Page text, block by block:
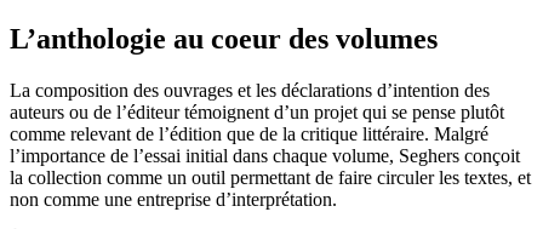
L’anthologie au coeur des volumes
La composition des ouvrages et les déclarations d’intention des
auteurs ou de l’éditeur témoignent d’un projet qui se pense plutôt
comme relevant de l’édition que de la critique littéraire. Malgré
l’importance de l’essai initial dans chaque volume, Seghers conçoit
la collection comme un outil permettant de faire circuler les textes, et
non comme une entreprise d’interprétation.